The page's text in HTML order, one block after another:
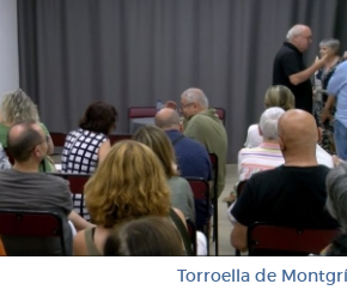
Torroella de Montgrí